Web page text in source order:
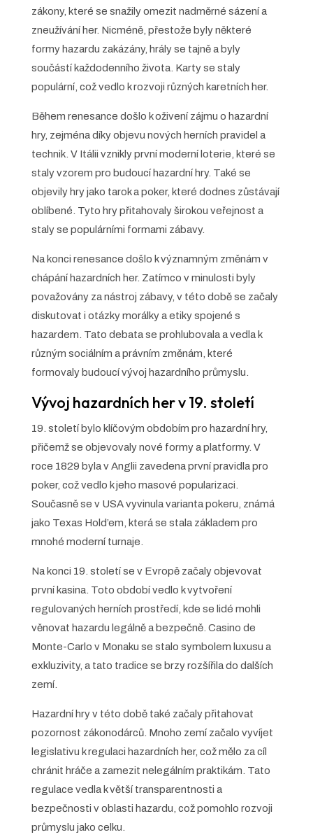
zákony, které se snažily omezit nadměrné sázení a
zneužívání her. Nicméně, přestože byly některé
formy hazardu zakázány, hrály se tajně a byly
součástí každodenního života. Karty se staly
populární, což vedlo k rozvoji různých karetních her.
Během renesance došlo k oživení zájmu o hazardní
hry, zejména díky objevu nových herních pravidel a
technik. V Itálii vznikly první moderní loterie, které se
staly vzorem pro budoucí hazardní hry. Také se
objevily hry jako tarok a poker, které dodnes zůstávají
oblíbené. Tyto hry přitahovaly širokou veřejnost a
staly se populárními formami zábavy.
Na konci renesance došlo k významným změnám v
chápání hazardních her. Zatímco v minulosti byly
považovány za nástroj zábavy, v této době se začaly
diskutovat i otázky morálky a etiky spojené s
hazardem. Tato debata se prohlubovala a vedla k
různým sociálním a právním změnám, které
formovaly budoucí vývoj hazardního průmyslu.
Vývoj hazardních her v 19. století
19. století bylo klíčovým obdobím pro hazardní hry,
přičemž se objevovaly nové formy a platformy. V
roce 1829 byla v Anglii zavedena první pravidla pro
poker, což vedlo k jeho masové popularizaci.
Současně se v USA vyvinula varianta pokeru, známá
jako Texas Hold’em, která se stala základem pro
mnohé moderní turnaje.
Na konci 19. století se v Evropě začaly objevovat
první kasina. Toto období vedlo k vytvoření
regulovaných herních prostředí, kde se lidé mohli
věnovat hazardu legálně a bezpečně. Casino de
Monte-Carlo v Monaku se stalo symbolem luxusu a
exkluzivity, a tato tradice se brzy rozšířila do dalších
zemí.
Hazardní hry v této době také začaly přitahovat
pozornost zákonodárců. Mnoho zemí začalo vyvíjet
legislativu k regulaci hazardních her, což mělo za cíl
chránit hráče a zamezit nelegálním praktikám. Tato
regulace vedla k větší transparentnosti a
bezpečnosti v oblasti hazardu, což pomohlo rozvoji
průmyslu jako celku.